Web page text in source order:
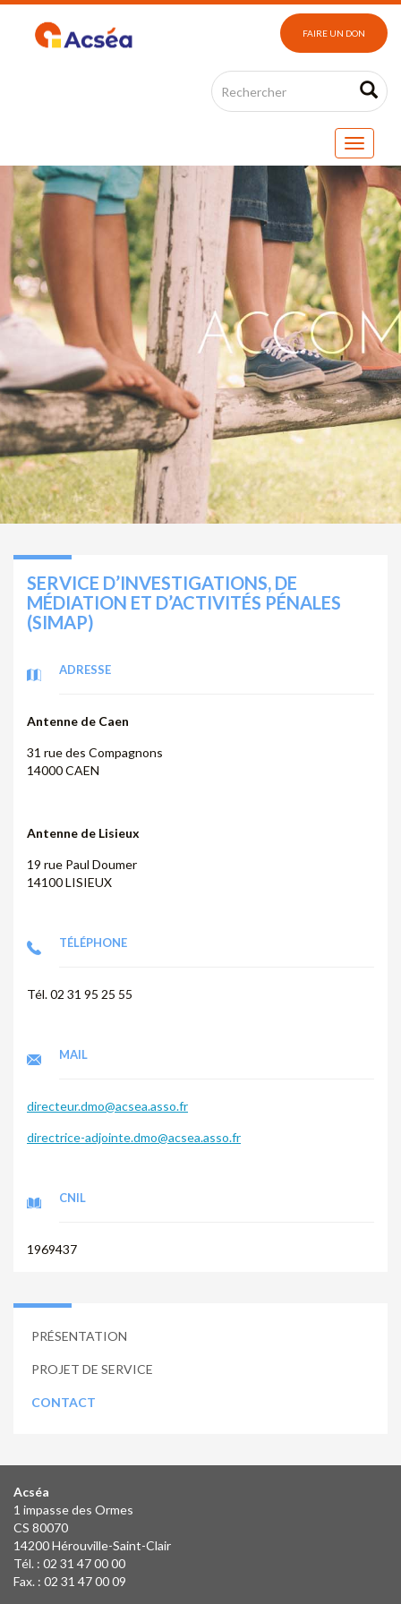
FAIRE UN DON
SERVICE D’INVESTIGATIONS, DE
MÉDIATION ET D’ACTIVITÉS PÉNALES
(SIMAP)
ADRESSE
Antenne de Caen
31 rue des Compagnons
14000 CAEN
Antenne de Lisieux
19 rue Paul Doumer
14100 LISIEUX
TÉLÉPHONE
Tél. 02 31 95 25 55
MAIL
directeur.dmo@acsea.asso.fr
directrice-adjointe.dmo@acsea.asso.fr
CNIL
1969437
PRÉSENTATION
PROJET DE SERVICE
CONTACT
Acséa
1 impasse des Ormes
CS 80070
14200 Hérouville-Saint-Clair
Tél. : 02 31 47 00 00
Fax. : 02 31 47 00 09